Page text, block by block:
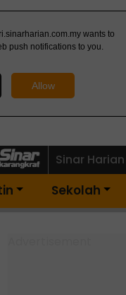
Newsletter
Sinar Harian
Sekolah